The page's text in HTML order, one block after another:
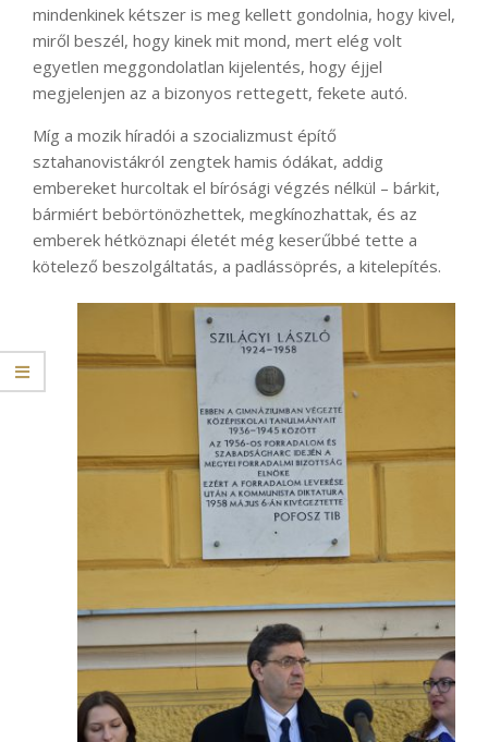
mindenkinek kétszer is meg kellett gondolnia, hogy kivel,
miről beszél, hogy kinek mit mond, mert elég volt
egyetlen meggondolatlan kijelentés, hogy éjjel
megjelenjen az a bizonyos rettegett, fekete autó.
Míg a mozik híradói a szocializmust építő
sztahanovistákról zengtek hamis ódákat, addig
embereket hurcoltak el bírósági végzés nélkül – bárkit,
bármiért bebörtönözhettek, megkínozhattak, és az
emberek hétköznapi életét még keserűbbé tette a
kötelező beszolgáltatás, a padlássöprés, a kitelepítés.